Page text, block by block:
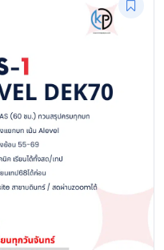
ทยาลัย (TCAS70)